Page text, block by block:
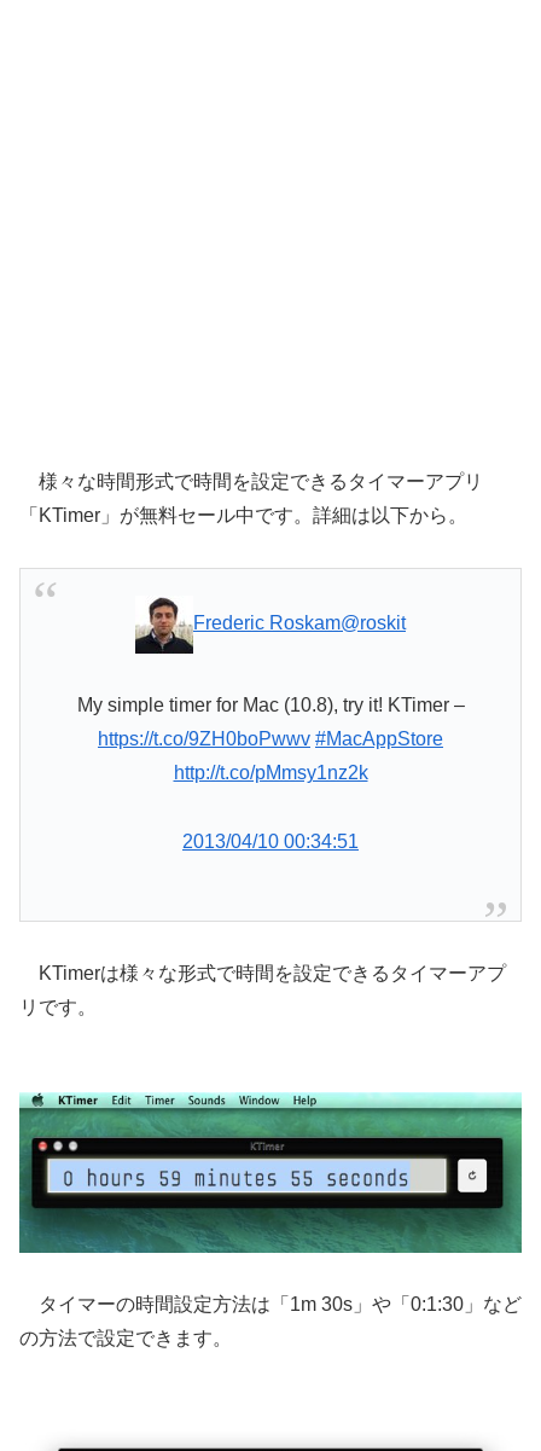
様々な時間形式で時間を設定できるタイマーアプリ
「KTimer」が無料セール中です。詳細は以下から。
Frederic Roskam@roskit
My simple timer for Mac (10.8), try it! KTimer –
https://t.co/9ZH0boPwwv #MacAppStore
http://t.co/pMmsy1nz2k
2013/04/10 00:34:51
KTimerは様々な形式で時間を設定できるタイマーアプ
リです。
タイマーの時間設定方法は「1m 30s」や「0:1:30」など
の方法で設定できます。